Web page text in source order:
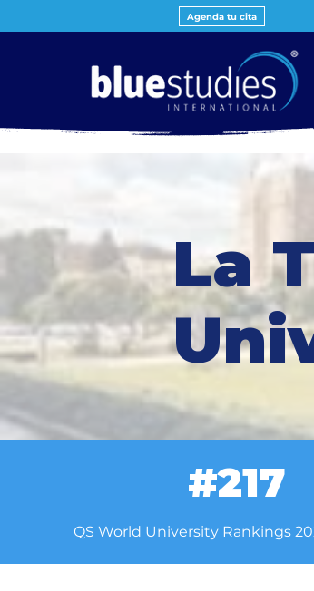
Agenda tu cita
La
#217
QS World University Rankings